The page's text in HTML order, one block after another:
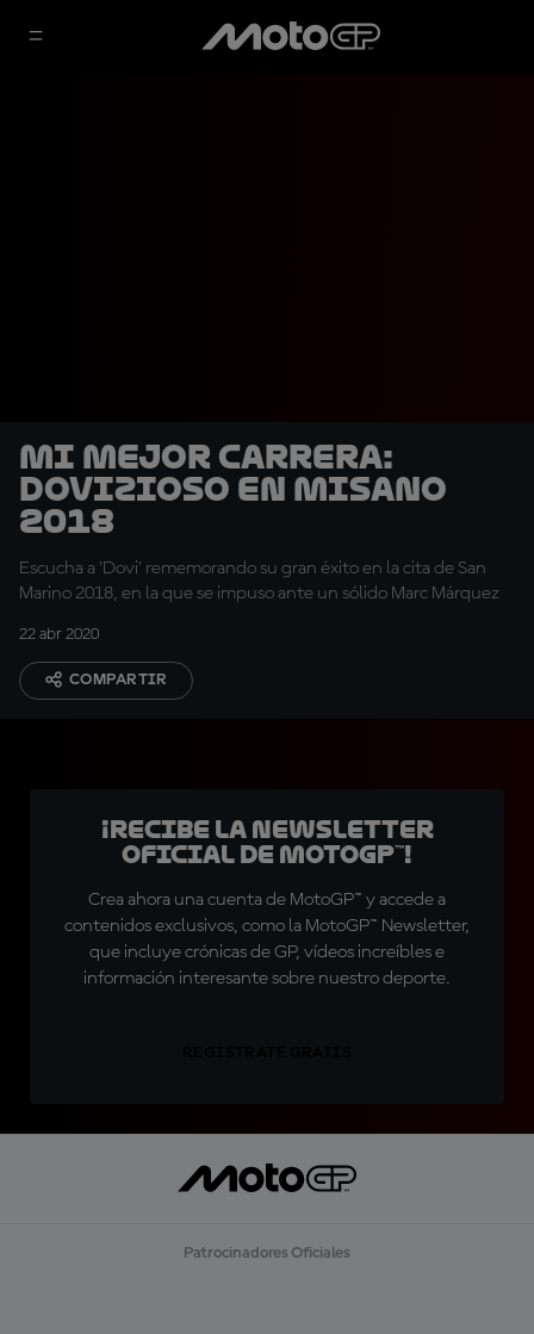
Mi mejor carrera:
Dovizioso en Misano
2018
Escucha a 'Dovi' rememorando su gran éxito en la cita de San
Marino 2018, en la que se impuso ante un sólido Marc Márquez
22 abr 2020
COMPARTIR
¡Recibe la Newsletter
oficial de MotoGP™!
Crea ahora una cuenta de MotoGP™ y accede a
contenidos exclusivos, como la MotoGP™ Newsletter,
que incluye crónicas de GP, vídeos increíbles e
información interesante sobre nuestro deporte.
Patrocinadores Oficiales